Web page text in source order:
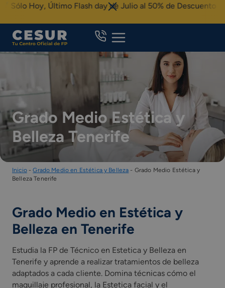
Skip
content
Hoy, Último Flash day de Julio al 50% de Descuento
Grado Medio Estética y
Belleza Tenerife
Inicio-Grado Medio en Estética y Belleza - Grado Medio Estética y
Belleza Tenerife
Grado Medio en Estética y
Belleza en Tenerife
Estudia la FP de Técnico en Estetica y Belleza en
Tenerife y aprende a realizar tratamientos de belleza
adaptados a cada cliente. Domina técnicas cómo el
maquillaje profesional, la Estetica facial y el